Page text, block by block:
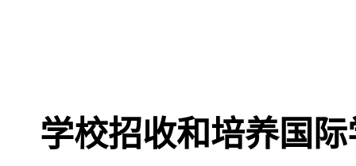
学校招收和培养国